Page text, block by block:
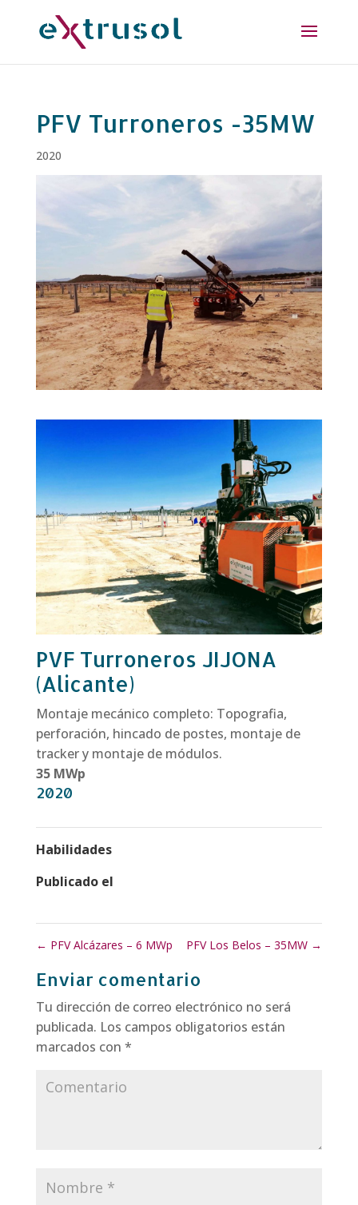
PFV Turroneros -35MW
2020
PVF Turroneros JIJONA
(Alicante)
Montaje mecánico completo: Topografia,
perforación, hincado de postes, montaje de
tracker y montaje de módulos.
35 MWp
2020
Habilidades
Publicado el
← PFV Alcázares – 6 MWp PFV Los Belos – 35MW →
Enviar comentario
Tu dirección de correo electrónico no será
publicada. Los campos obligatorios están
marcados con *